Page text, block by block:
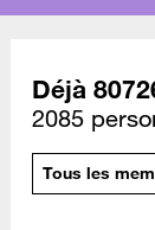
Déjà
2085
Tous les